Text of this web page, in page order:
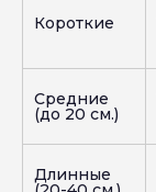
Короткие
Средние
(до 20 см.)
Длинные